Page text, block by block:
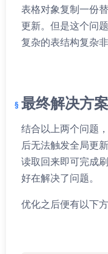
表格对象复制一份
更新。但是这个问
复杂的表结构复杂
最终解决方案
结合以上两个问题
后无法触发全局更
读取回来即可完成
好在解决了问题。
优化之后便有以下方